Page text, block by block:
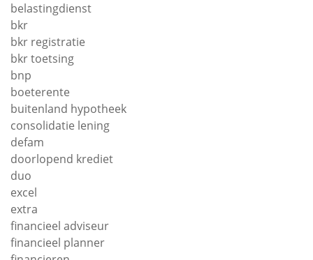
belastingdienst
bkr
bkr registratie
bkr toetsing
bnp
boeterente
buitenland hypotheek
consolidatie lening
defam
doorlopend krediet
duo
excel
extra
financieel adviseur
financieel planner